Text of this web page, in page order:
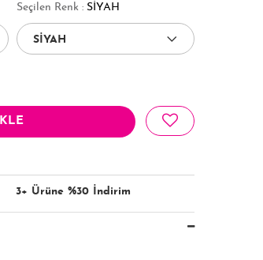
Seçilen Renk : SİYAH
3+ Ürüne %30 İndirim